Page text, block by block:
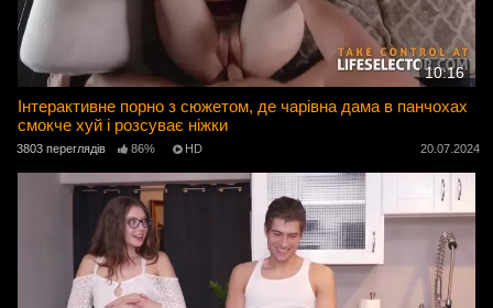
10:16
Інтерактивне порно з сюжетом, де чарівна дама в панчохах
смокче хуй і розсуває ніжки
3803 переглядів 86% HD 20.07.2024